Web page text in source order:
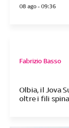
08 ago - 09:36
Olbia, il Jova
oltre i fili
Fabrizio Basso